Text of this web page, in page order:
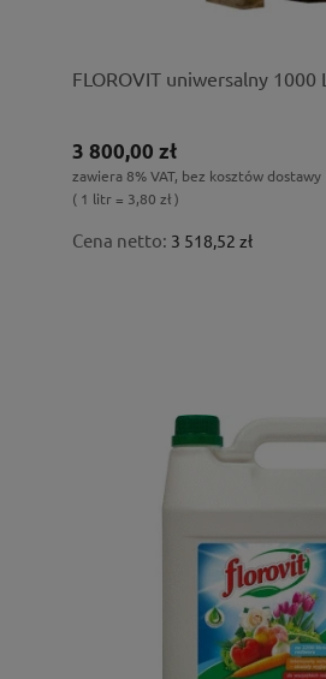
FLOROVIT uniwersalny 1000 L
3 800,00 zł
zawiera 8% VAT, bez kosztów dostawy
( 1 litr = 3,80 zł )
Cena netto: 3 518,52 zł